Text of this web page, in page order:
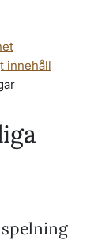
innehåll